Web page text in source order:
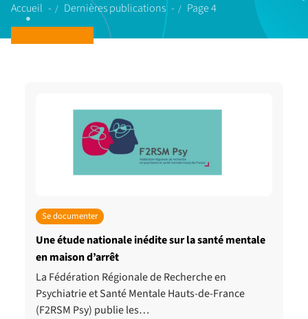
Accueil Dernières publications Page 4
Se documenter
Une étude nationale inédite sur la santé mentale
en maison d’arrêt
La Fédération Régionale de Recherche en
Psychiatrie et Santé Mentale Hauts-de-France
(F2RSM Psy) publie les…